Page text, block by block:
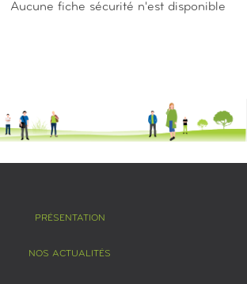
Aucune fiche sécurité n'est disponible
PRÉSENTATION
NOS ACTUALITÉS